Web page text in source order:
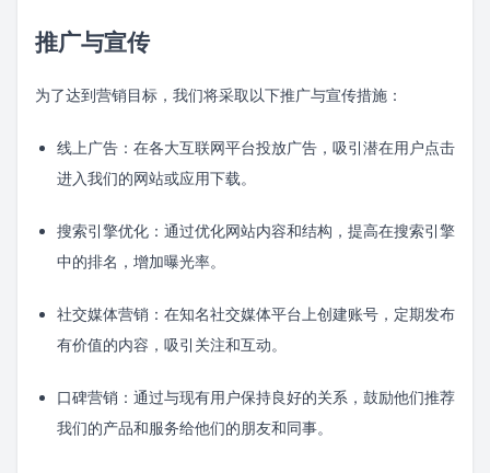
推广与宣传
为了达到营销目标，我们将采取以下推广与宣传措施：
线上广告：在各大互联网平台投放广告，吸引潜在用户点击
进入我们的网站或应用下载。
搜索引擎优化：通过优化网站内容和结构，提高在搜索引擎
中的排名，增加曝光率。
社交媒体营销：在知名社交媒体平台上创建账号，定期发布
有价值的内容，吸引关注和互动。
口碑营销：通过与现有用户保持良好的关系，鼓励他们推荐
我们的产品和服务给他们的朋友和同事。